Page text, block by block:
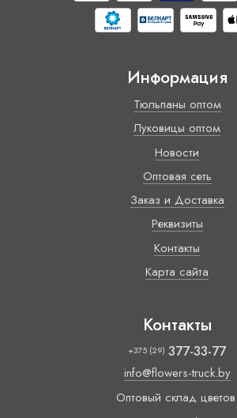
Информация
Тюльпаны оптом
Луковицы оптом
Новости
Оптовая сеть
Заказ и Доставка
Реквизиты
Контакты
Карта сайта
Контакты
+375 (29) 377-33-77
info@flowers-truck.by
Оптовый склад цветов: